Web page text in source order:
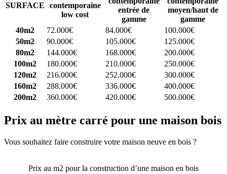
SURFACE
contemporaine
low cost
entrée de
gamme
moyen/haut de
gamme
40m2
72.000€ 84.000€
100.000€
50m2
90.000€ 105.000€
125.000€
80m2
144.000€ 168.000€
200.000€
100m2
180.000€ 210.000€
250.000€
120m2
216.000€ 252.000€
300.000€
160m2
288.000€ 336.000€
400.000€
200m2
360.000€ 420.000€ 500.000€
Prix au mètre carré pour une maison bois
Vous souhaitez faire construire votre maison neuve en bois ?
Prix au m2 pour la construction d’une maison en bois